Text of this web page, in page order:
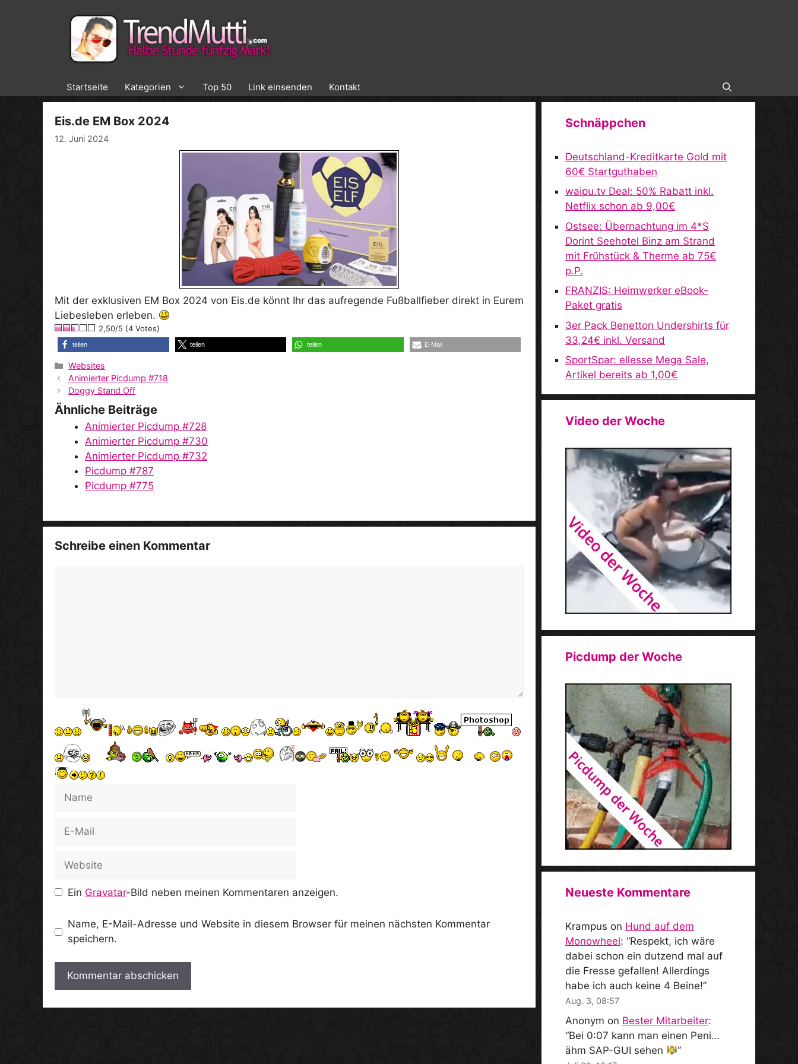
Startseite Kategorien Top 50 Link einsenden Kontakt
Eis.de EM Box 2024
12. Juni 2024
Mit der exklusiven EM Box 2024 von Eis.de könnt Ihr das aufregende Fußballfieber direkt in Eurem
Liebesleben erleben.
2,50/5 (4 Votes)
teilen teilen teilen E-Mail
Kategorien
Websites
Animierter Picdump #718
Doggy Stand Off
Ähnliche Beiträge
Animierter Picdump #728
Animierter Picdump #730
Animierter Picdump #732
Picdump #787
Picdump #775
Schreibe einen Kommentar
Mail
Ein Gravatar-Bild neben meinen Kommentaren anzeigen.
Name, E-Mail-Adresse und Website in diesem Browser für meinen nächsten Kommentar
speichern.
Schnäppchen
Deutschland-Kreditkarte Gold mit
60€ Startguthaben
waipu.tv Deal: 50% Rabatt inkl.
Netflix schon ab 9,00€
Ostsee: Übernachtung im 4*S
Dorint Seehotel Binz am Strand
mit Frühstück & Therme ab 75€
p.P.
FRANZIS: Heimwerker eBook-
Paket gratis
3er Pack Benetton Undershirts für
33,24€ inkl. Versand
SportSpar: ellesse Mega Sale,
Artikel bereits ab 1,00€
Video der Woche
Picdump der Woche
Neueste Kommentare
Krampus on Hund auf dem
Monowheel: “Respekt, ich wäre
dabei schon ein dutzend mal auf
die Fresse gefallen! Allerdings
habe ich auch keine 4 Beine!”
Aug. 3, 08:57
Anonym on Bester Mitarbeiter:
“Bei 0:07 kann man einen Peni…
ähm SAP-GUI sehen
”